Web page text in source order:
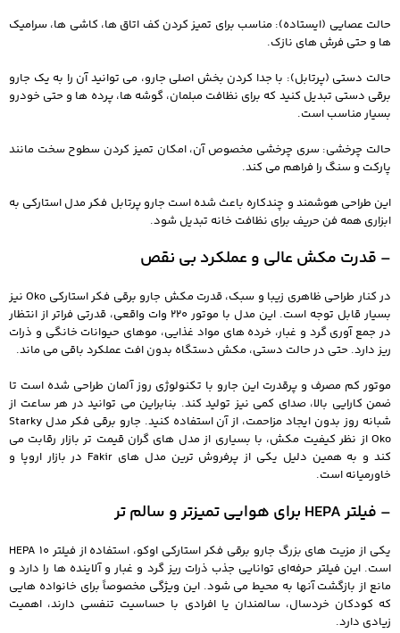
حالت عصایی (ایستاده): مناسب برای تمیز کردن کف اتاق‌ ها، کاشی‌ ها، سرامیک‌
ها و حتی فرش‌ های نازک.
حالت دستی (پرتابل): با جدا کردن بخش اصلی جارو، می‌ توانید آن را به یک جارو
برقی دستی تبدیل کنید که برای نظافت مبلمان، گوشه‌ ها، پرده‌ ها و حتی خودرو
بسیار مناسب است.
حالت چرخشی: سری چرخشی مخصوص آن، امکان تمیز کردن سطوح سخت مانند
پارکت و سنگ را فراهم می‌ کند.
این طراحی هوشمند و چندکاره باعث شده است جارو پرتابل فکر مدل استارکی به
ابزاری همه‌ فن‌ حریف برای نظافت خانه تبدیل شود.
– قدرت مکش عالی و عملکرد بی‌ نقص
در کنار طراحی ظاهری زیبا و سبک، قدرت مکش جارو برقی فکر استارکی Oko نیز
بسیار قابل توجه است. این مدل با موتور 220 وات واقعی، قدرتی فراتر از انتظار
در جمع‌ آوری گرد و غبار، خرده‌ های مواد غذایی، موهای حیوانات خانگی و ذرات
ریز دارد. حتی در حالت دستی، مکش دستگاه بدون افت عملکرد باقی می‌ ماند.
موتور کم‌ مصرف و پرقدرت این جارو با تکنولوژی روز آلمان طراحی شده است تا
ضمن کارایی بالا، صدای کمی نیز تولید کند. بنابراین می‌ توانید در هر ساعت از
شبانه‌ روز بدون ایجاد مزاحمت، از آن استفاده کنید. جارو برقی فکر مدل Starky
Oko از نظر کیفیت مکش، با بسیاری از مدل‌ های گران‌ قیمت‌ تر بازار رقابت می‌
کند و به همین دلیل یکی از پرفروش‌ ترین مدل‌ های Fakir در بازار اروپا و
خاورمیانه است.
– فیلتر HEPA برای هوایی تمیزتر و سالم‌ تر
یکی از مزیت‌ های بزرگ جارو برقی فکر استارکی اوکو، استفاده از فیلتر HEPA 10
است. این فیلتر حرفه‌ای توانایی جذب ذرات ریز گرد و غبار و آلاینده‌ ها را دارد و
مانع از بازگشت آنها به محیط می‌ شود. این ویژگی مخصوصاً برای خانواده‌ هایی
که کودکان خردسال، سالمندان یا افرادی با حساسیت تنفسی دارند، اهمیت
زیادی دارد.